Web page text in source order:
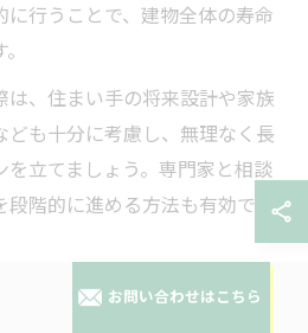
行うことで、建物全体の寿命
は、住まい手の将来設計や家族
も十分に考慮し、無理なく長
を立てましょう。専門家と相談
段階的に進める方法も有効で
フォーム実例紹介お問い合わせはこちら